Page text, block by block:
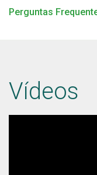
Perguntas
Vídeos